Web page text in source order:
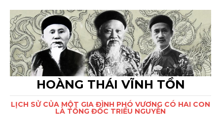
HOÀNG THÁI VĨNH TỒN
LỊCH SỬ CỦA MỘT GIA ĐÌNH PHÓ VƯƠNG CÓ HAI CON
LÀ TỔNG ĐỐC TRIỀU NGUYỄN